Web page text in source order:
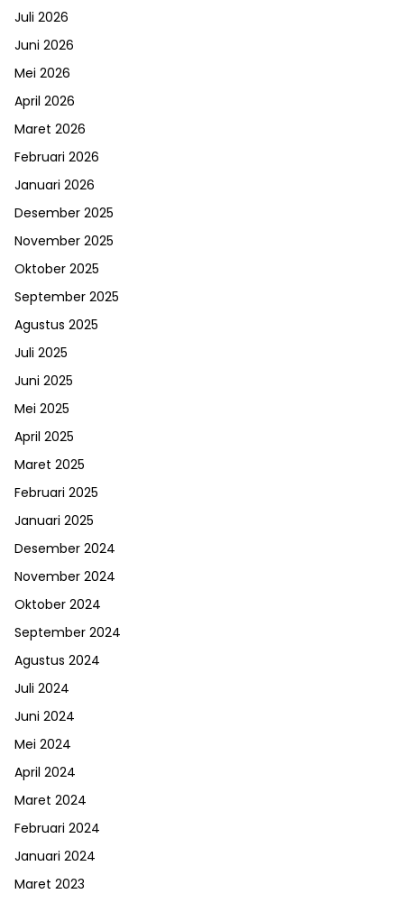
Juli 2026
Juni 2026
Mei 2026
April 2026
Maret 2026
Februari 2026
Januari 2026
Desember 2025
November 2025
Oktober 2025
September 2025
Agustus 2025
Juli 2025
Juni 2025
Mei 2025
April 2025
Maret 2025
Februari 2025
Januari 2025
Desember 2024
November 2024
Oktober 2024
September 2024
Agustus 2024
Juli 2024
Juni 2024
Mei 2024
April 2024
Maret 2024
Februari 2024
Januari 2024
Maret 2023